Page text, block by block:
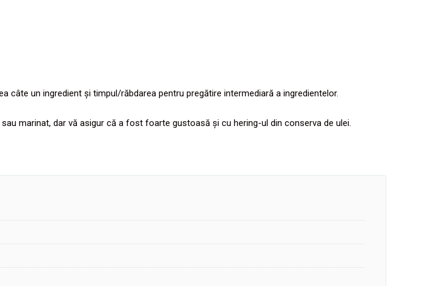
câte un ingredient și timpul/răbdarea pentru pregătire intermediară a ingredientelor.
marinat, dar vă asigur că a fost foarte gustoasă și cu hering-ul din conserva de ulei.